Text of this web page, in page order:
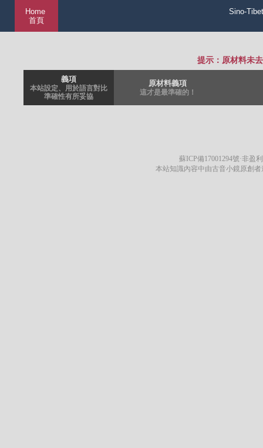
Home
首頁
Sino-
提示：原材料未
義項
本站設定、用於語言對比
準確性有所妥協
原材料義項
這才是最準確的！
蘇ICP備17001294號·非盈
本站知識內容中由古音小鏡原創